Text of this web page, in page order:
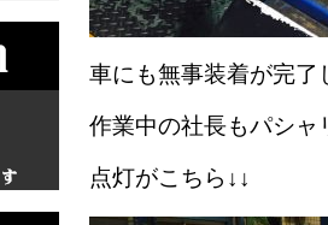
車にも無事装着が完了
作業中の社長もパシャ
点灯がこちら↓↓